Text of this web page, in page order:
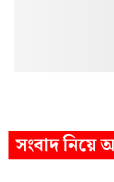
সংবাদনিয়ে